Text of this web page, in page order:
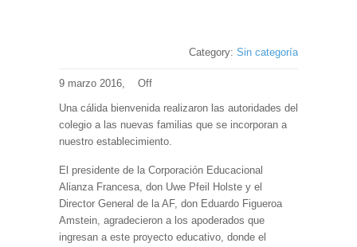
Category: Sin categoría
9 marzo 2016, Off
Una cálida bienvenida realizaron las autoridades del
colegio a las nuevas familias que se incorporan a
nuestro establecimiento.
El presidente de la Corporación Educacional
Alianza Francesa, don Uwe Pfeil Holste y el
Director General de la AF, don Eduardo Figueroa
Amstein, agradecieron a los apoderados que
ingresan a este proyecto educativo, donde el